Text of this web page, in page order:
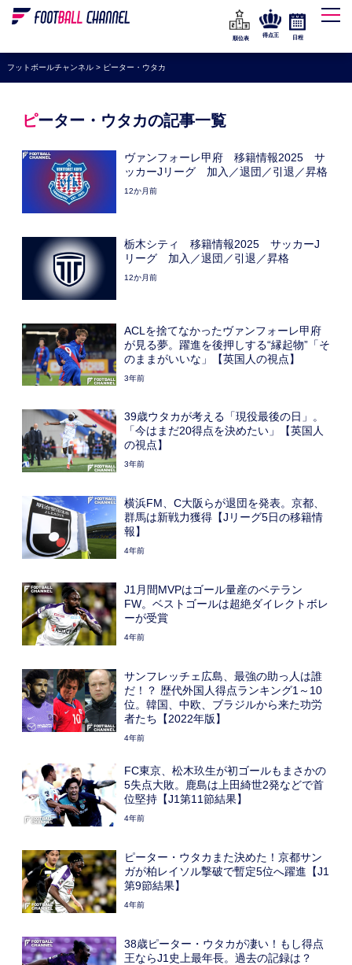
WEリーグ
海外サッカー
プレミアリーグ
ラ・リーガ
ブンデスリーガ
UEFA
高校サッカー
動画
順位表
得点王 日程
フットボールチャンネル> ピーター・ウタカ
ピーター・ウタカの記事一覧
ヴァンフォーレ甲府 移籍情報2025 サ
ッカーJリーグ 加入／退団／引退／昇格
12か月前
栃木シティ 移籍情報2025 サッカーJ
リーグ 加入／退団／引退／昇格
12か月前
ACLを捨てなかったヴァンフォーレ甲府
が見る夢。躍進を後押しする“縁起物”「そ
のままがいいな」【英国人の視点】
3年前
39歳ウタカが考える「現役最後の日」。
「今はまだ20得点を決めたい」【英国人
の視点】
3年前
横浜FM、C大阪らが退団を発表。京都、
群馬は新戦力獲得【Jリーグ5日の移籍情
報】
4年前
J1月間MVPはゴール量産のベテラン
FW。ベストゴールは超絶ダイレクトボレ
ーが受賞
4年前
サンフレッチェ広島、最強の助っ人は誰
だ！？ 歴代外国人得点ランキング1～10
位。韓国、中欧、ブラジルから来た功労
者たち【2022年版】
4年前
FC東京、松木玖生が初ゴールもまさかの
5失点大敗。鹿島は上田綺世2発などで首
位堅持【J1第11節結果】
4年前
ピーター・ウタカまた決めた！京都サン
ガが柏レイソル撃破で暫定5位へ躍進【J1
第9節結果】
4年前
38歳ピーター・ウタカが凄い！もし得点
王ならJ1史上最年長。過去の記録は？